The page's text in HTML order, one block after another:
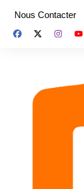
contenu
Nous Contacter